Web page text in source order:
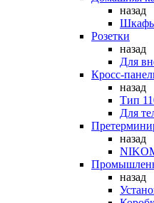
назад
Розетки
назад
Для
Кросс-
назад
Тип
Для
назад
назад